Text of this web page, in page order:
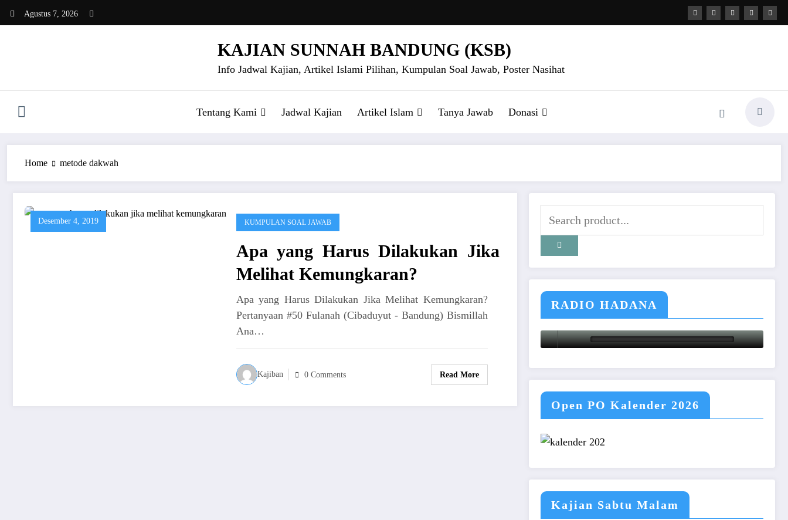
Agustus 7, 2026
KAJIAN SUNNAH BANDUNG (KSB)
Info Jadwal Kajian, Artikel Islami Pilihan, Kumpulan Soal Jawab, Poster Nasihat
Tentang Kami Jadwal Kajian Artikel Islam Tanya Jawab Donasi
Home metode dakwah
Desember 4, 2019 KUMPULAN SOAL JAWAB
Apa yang Harus Dilakukan Jika
Melihat Kemungkaran?
Apa yang Harus Dilakukan Jika Melihat Kemungkaran?
Pertanyaan #50 Fulanah (Cibaduyut - Bandung) Bismillah
Ana…
Kajiban 0 Comments Read More
RADIO HADANA
Open PO Kalender 2026
Kajian Sabtu Malam